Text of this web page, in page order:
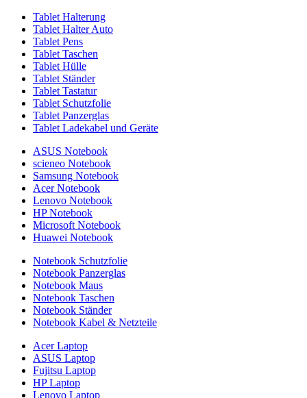
Tablet Halterung
Tablet Halter Auto
Tablet Pens
Tablet Taschen
Tablet Hülle
Tablet Ständer
Tablet Tastatur
Tablet Schutzfolie
Tablet Panzerglas
Tablet Ladekabel und Geräte
ASUS Notebook
scieneo Notebook
Samsung Notebook
Acer Notebook
Lenovo Notebook
HP Notebook
Microsoft Notebook
Huawei Notebook
Notebook Schutzfolie
Notebook Panzerglas
Notebook Maus
Notebook Taschen
Notebook Ständer
Notebook Kabel & Netzteile
Acer Laptop
ASUS Laptop
Fujitsu Laptop
HP Laptop
Lenovo Laptop